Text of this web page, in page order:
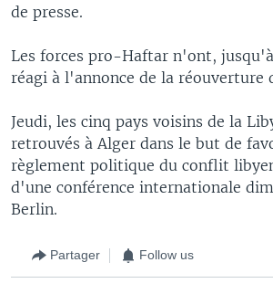
de presse.
Les forces pro-Haftar n'ont,
réagi à l'annonce de la réouverture
Jeudi, les cinq pays voisins de la
retrouvés à Alger dans le but de
règlement politique du conflit
d'une conférence internationale
Berlin.
Partager Follow us